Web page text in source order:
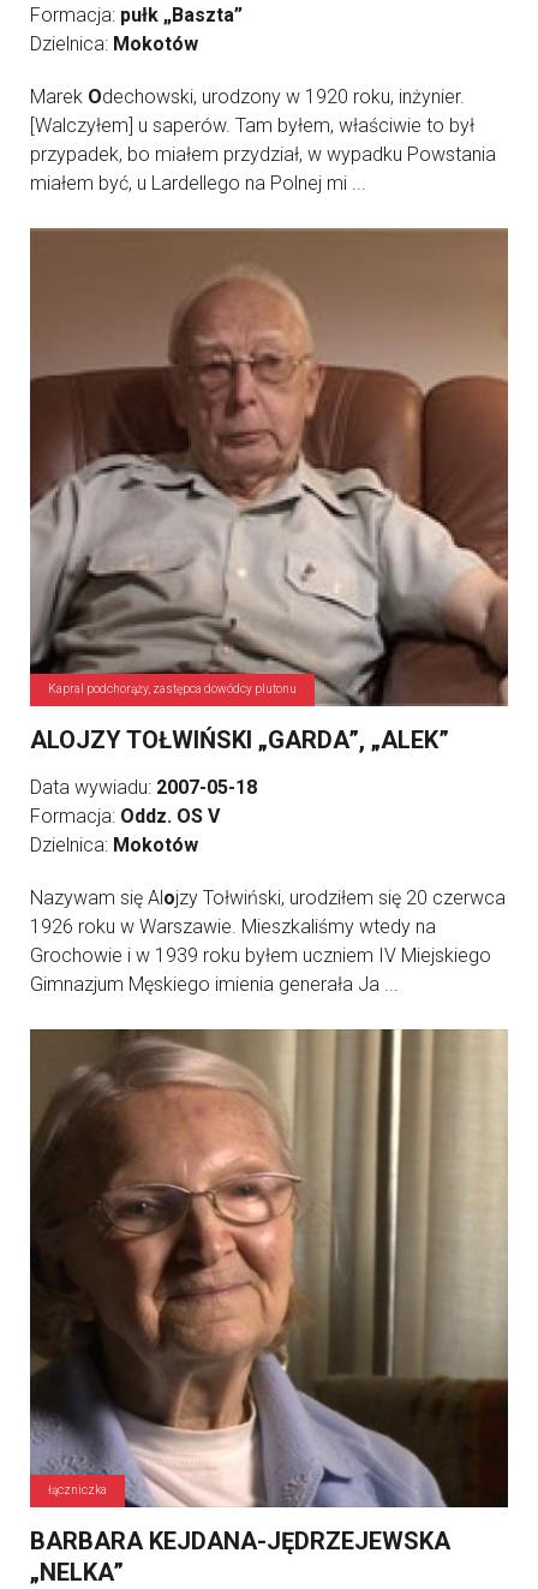
Formacja: pułk „Baszta”
Dzielnica: Mokotów
Marek Odechowski, urodzony w 1920 roku, inżynier.
[Walczyłem] u saperów. Tam byłem, właściwie to był
przypadek, bo miałem przydział, w wypadku Powstania
miałem być, u Lardellego na Polnej mi ...
Kapral podchorąży, zastępca dowódcy plutonu
ALOJZY TOŁWIŃSKI „GARDA”, „ALEK”
Data wywiadu: 2007-05-18
Formacja: Oddz. OS V
Dzielnica: Mokotów
Nazywam się Al ojzy Tołwiński, urodziłem się 20 czerwca
1926 roku w Warszawie. Mieszkaliśmy wtedy na
Grochowie i w 1939 roku byłem uczniem IV Miejskiego
Gimnazjum Męskiego imienia generała Ja ...
łączniczka
BARBARA KEJDANA-JĘDRZEJEWSKA
„NELKA”